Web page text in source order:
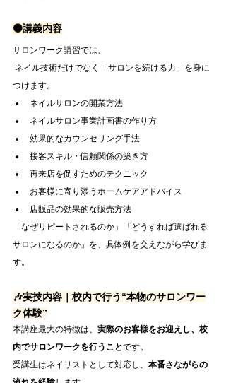
🟠講義内容
サロンワーク講習では、
つけます。
ネイルサロンの開業方法
ネイルサロン事業計画書の作り方
効果的なカウンセリング手法
接客スキル・信頼関係の築き方
再来店を促すためのテクニック
お客様に寄り添うホームケアアドバイス
店販品の効果的な販売方法
「なぜリピートされるのか」「どうすれば選ばれる
サロンになるのか」を、具体例を交えながら学びま
す。
🎶実技内容｜校内で行う“本物のサロンワー
ク体験”
本講座最大の特徴は、 実際のお客様をお迎えし、校
内でサロンワークを行うことです。
受講生はネイリストとして対応し、 本番さながらの